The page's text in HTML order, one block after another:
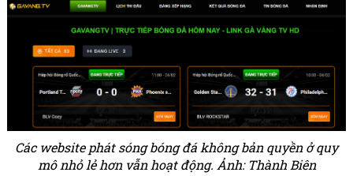
Các website phát sóng bóng đá không bản quyền ở quy
mô nhỏ lẻ hơn vẫn hoạt động. Ảnh: Thành Biên